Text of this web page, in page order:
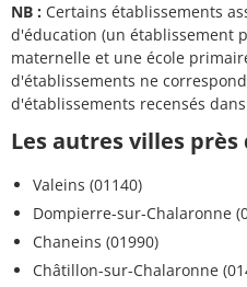
NB : Certains établissements
d'éducation (un établissement
maternelle et une école
d'établissements ne
d'établissements recensés
Les autres villes près
Valeins (01140)
Dompierre-sur-Chalaronne
Chaneins (01990)
Châtillon-sur-Chalaronne